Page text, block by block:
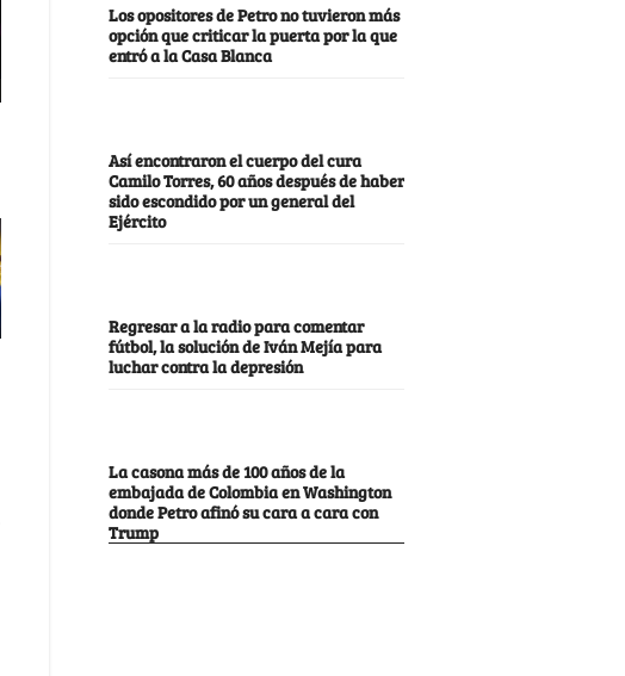
Los opositores de Petro no tuvieron más
opción que criticar la puerta por la que
entró a la Casa Blanca
Así encontraron el cuerpo del cura
Camilo Torres, 60 años después de haber
sido escondido por un general del
Ejército
Regresar a la radio para comentar
fútbol, la solución de Iván Mejía para
luchar contra la depresión
La casona más de 100 años de la
embajada de Colombia en Washington
donde Petro afinó su cara a cara con
Trump